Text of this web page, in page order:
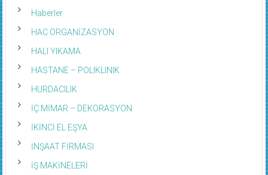
Haberler
HAC ORGANİZASYON
HALI YIKAMA
HASTANE – POLIKLINIK
HURDACILIK
İÇ MİMAR – DEKORASYON
İKİNCİ EL EŞYA
İNŞAAT FİRMASI
İŞ MAKİNELERİ